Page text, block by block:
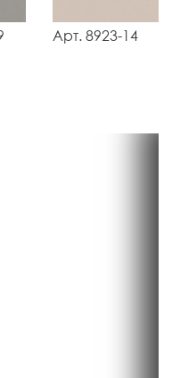
Арт. 8923-14